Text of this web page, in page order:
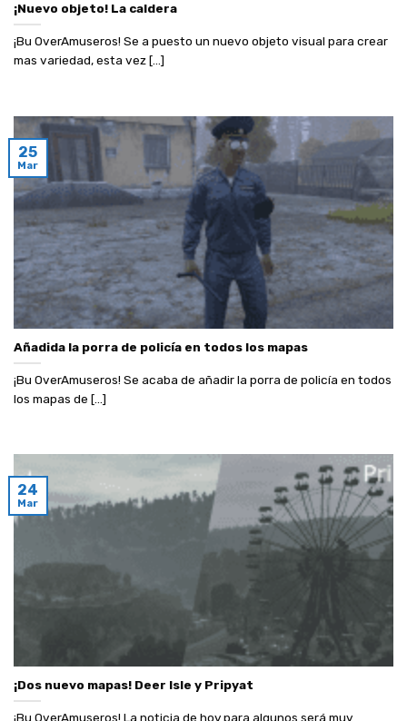
¡Nuevo objeto! La caldera
¡Bu OverAmuseros! Se a puesto un nuevo objeto visual para crear
mas variedad, esta vez [...]
Añadida la porra de policía en todos los mapas
¡Bu OverAmuseros! Se acaba de añadir la porra de policía en todos
los mapas de [...]
25
Mar
¡Dos nuevo mapas! Deer Isle y Pripyat
¡Bu OverAmuseros! La noticia de hoy para algunos será muy
24
Mar